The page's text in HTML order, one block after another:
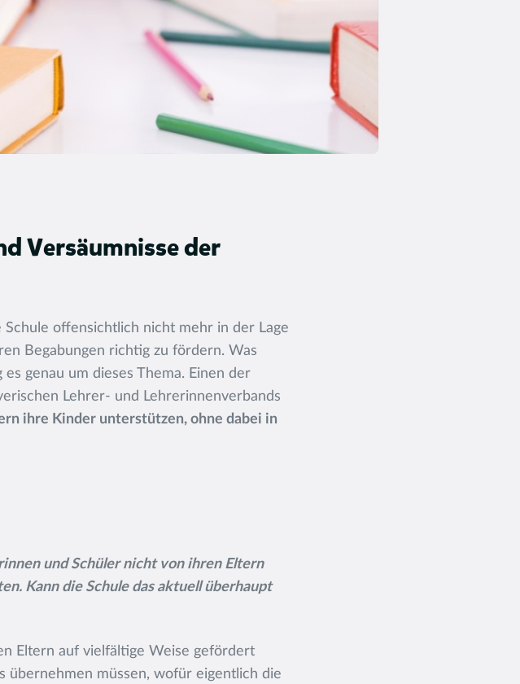
Versäumnisse der
offensichtlich nicht mehr in der Lage
Begabungen richtig zu fördern. Was
es genau um dieses Thema. Einen der
Lehrer- und Lehrerinnenverbands
ihre Kinder unterstützen, ohne dabei in
und Schüler nicht von ihren Eltern
Kann die Schule das aktuell überhaupt
Eltern auf vielfältige Weise gefördert
übernehmen müssen, wofür eigentlich die